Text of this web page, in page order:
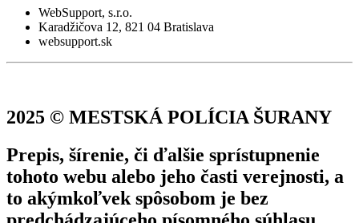
WebSupport, s.r.o.
Karadžičova 12, 821 04 Bratislava
websupport.sk
2025 © MESTSKÁ POLÍCIA ŠURANY
Prepis, šírenie, či ďalšie sprístupnenie
tohoto webu alebo jeho časti verejnosti, a
to akýmkoľvek spôsobom je bez